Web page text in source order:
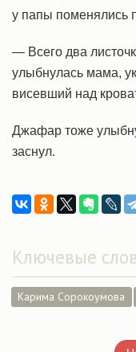
у папы поменялись
— Всего два
улыбнулась мама,
висевший над
Джафар тоже
заснул.
Ключевые
Карима Сорокоумова